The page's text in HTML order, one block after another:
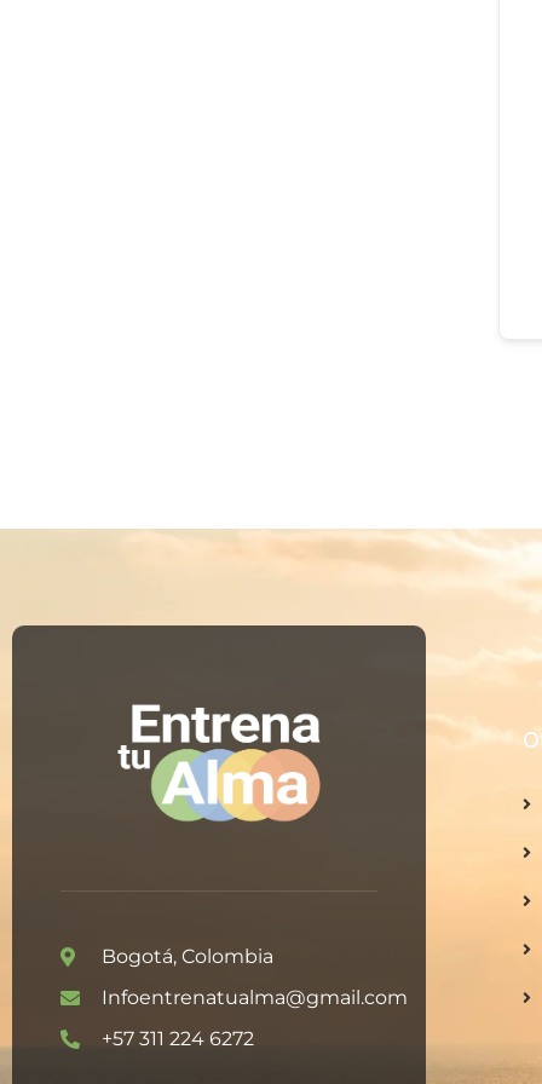
Bogotá, Colombia
Infoentrenatualma@gmail.com
+57 311 224 6272